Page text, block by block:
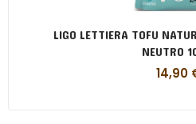
LIGO LETTIERA TOFU
NEUTRO
14,90